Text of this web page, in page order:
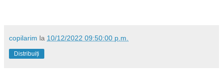
copilarim la 10/12/2022 09:50:00 p.m.
Distribuiți